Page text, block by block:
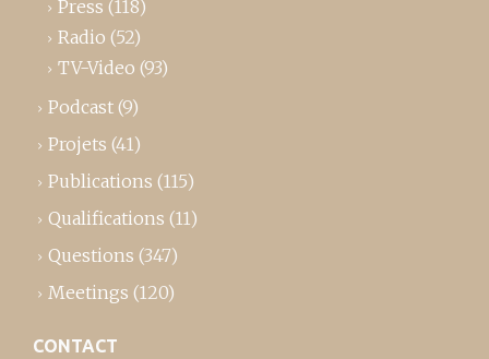
Press (118)
Radio (52)
TV-Video (93)
Podcast (9)
Projets (41)
Publications (115)
Qualifications (11)
Questions (347)
Meetings (120)
CONTACT